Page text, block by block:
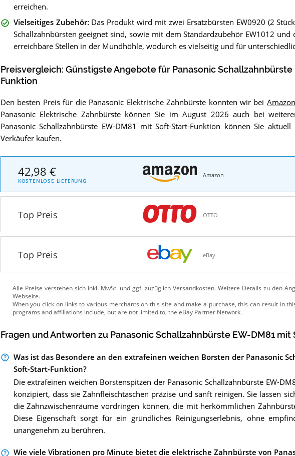
erreichen.
Vielseitiges Zubehör: Das Produkt wird mit zwei Ersatzbürsten EW0920 (2
Schallzahnbürsten geeignet sind, sowie mit dem Standardzubehör EW1012 und
erreichbare Stellen in der Mundhöhle, wodurch es vielseitig und für
Preisvergleich: Günstigste Angebote für Panasonic
Funktion
Den besten Preis für die Panasonic Elektrische Zahnbürste konnten wir bei Amazon
Panasonic Elektrische Zahnbürste können Sie im August 2026 auch bei
Panasonic Schallzahnbürste EW-DM81 mit Soft-Start-Funktion können Sie
Verkäufer kaufen.
42,98 €
KOSTENLOSE LIEFERUNG
Amazon
Top Preis OTTO
Top Preis eBay
Alle Preise verstehen sich inkl. MwSt. und ggf. zuzüglich Versandkosten. Weitere Details zu den
Webseite.
Fragen und Antworten zu Panasonic Schallzahnbürste EW-DM81
Was ist das Besondere an den extrafeinen weichen Borsten der Panasonic
Soft-Start-Funktion?
Die extrafeinen weichen Borstenspitzen der Panasonic Schallzahnbürste EW-
konzipiert, dass sie Zahnfleischtaschen präzise und sanft reinigen. Sie lassen
die Zahnzwischenräume vordringen können, die mit herkömmlichen
Diese Eigenschaft sorgt für ein gründliches Reinigungserlebnis, ohne
unangenehm zu berühren.
Wie viele Vibrationen pro Minute bietet die elektrische Zahnbürste von